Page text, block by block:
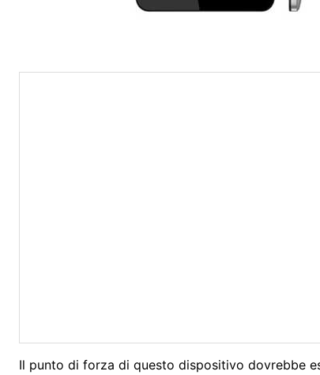
Il punto di forza di questo dispositivo dovrebbe